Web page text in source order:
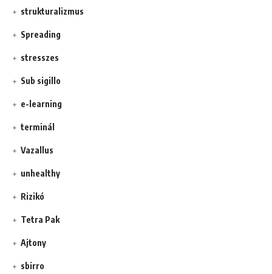
strukturalizmus
Spreading
stresszes
Sub sigillo
e-learning
terminál
Vazallus
unhealthy
Rizikó
Tetra Pak
Ajtony
sbirro